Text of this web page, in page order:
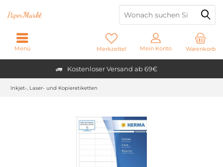
Kostenloser Versand ab 69€
PaperMarkt
Warenkorb
Merkzettel Mein Konto
Menü
Inkjet-, Laser- und Kopieretiketten